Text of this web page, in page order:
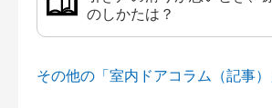
のしかたは？
その他の「室内ドアコラム（記事